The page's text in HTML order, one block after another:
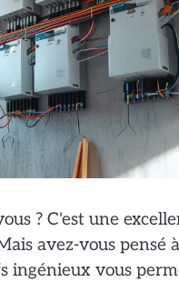
? C'est une
avez-vous pensé
ingénieux vous